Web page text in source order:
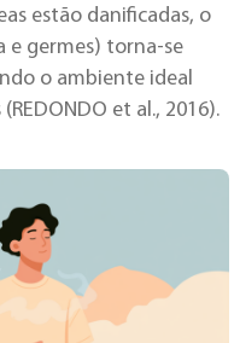
estão danificadas, o
e germes) torna-se
o ambiente ideal
et al., 2016).